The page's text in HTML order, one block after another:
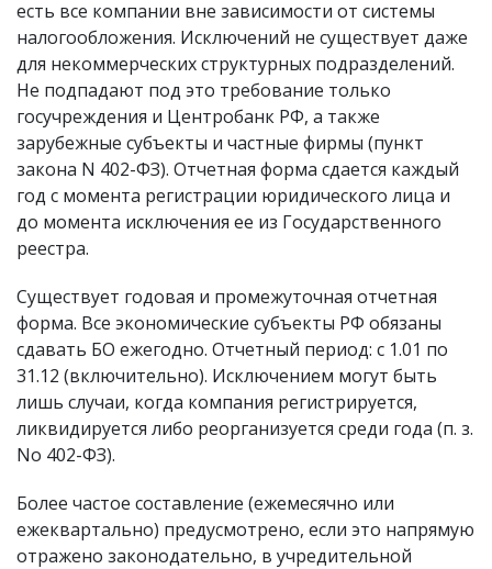
есть все компании вне зависимости от системы
налогообложения. Исключений не существует даже
для некоммерческих структурных подразделений.
Не подпадают под это требование только
госучреждения и Центробанк РФ, а также
зарубежные субъекты и частные фирмы (пункт
закона N 402-ФЗ). Отчетная форма сдается каждый
год с момента регистрации юридического лица и
до момента исключения ее из Государственного
реестра.
Существует годовая и промежуточная отчетная
форма. Все экономические субъекты РФ обязаны
сдавать БО ежегодно. Отчетный период: с 1.01 по
31.12 (включительно). Исключением могут быть
лишь случаи, когда компания регистрируется,
ликвидируется либо реорганизуется среди года (п. з.
No 402-ФЗ).
Более частое составление (ежемесячно или
ежеквартально) предусмотрено, если это напрямую
отражено законодательно, в учредительной